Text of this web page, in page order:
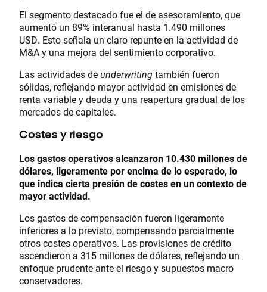
El segmento destacado fue el de asesoramiento, que
aumentó un 89% interanual hasta 1.490 millones
USD. Esto señala un claro repunte en la actividad de
M&A y una mejora del sentimiento corporativo.
Las actividades deunderwritingtambién fueron
sólidas, reflejando mayor actividad en emisiones de
renta variable y deuda y una reapertura gradual de los
mercados de capitales.
Costes y riesgo
Los gastos operativos alcanzaron 10.430 millones de
dólares, ligeramente por encima de lo esperado, lo
que indica cierta presión de costes en un contexto de
mayor actividad.
Los gastos de compensación fueron ligeramente
inferiores a lo previsto, compensando parcialmente
otros costes operativos. Las provisiones de crédito
ascendieron a 315 millones de dólares, reflejando un
enfoque prudente ante el riesgo y supuestos macro
conservadores.